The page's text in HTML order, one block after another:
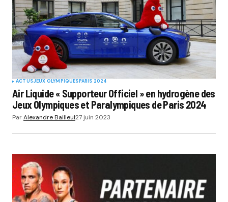
ACTUSJEUX OLYMPIQUESPARIS 2024
Air Liquide « Supporteur Officiel » en hydrogène des
Jeux Olympiques et Paralympiques de Paris 2024
ParAlexandre Bailleul27 juin 2023